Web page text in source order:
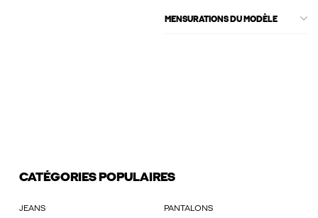
MENSURATIONS DU MODÈLE
CATÉGORIES POPULAIRES
JEANS PANTALONS